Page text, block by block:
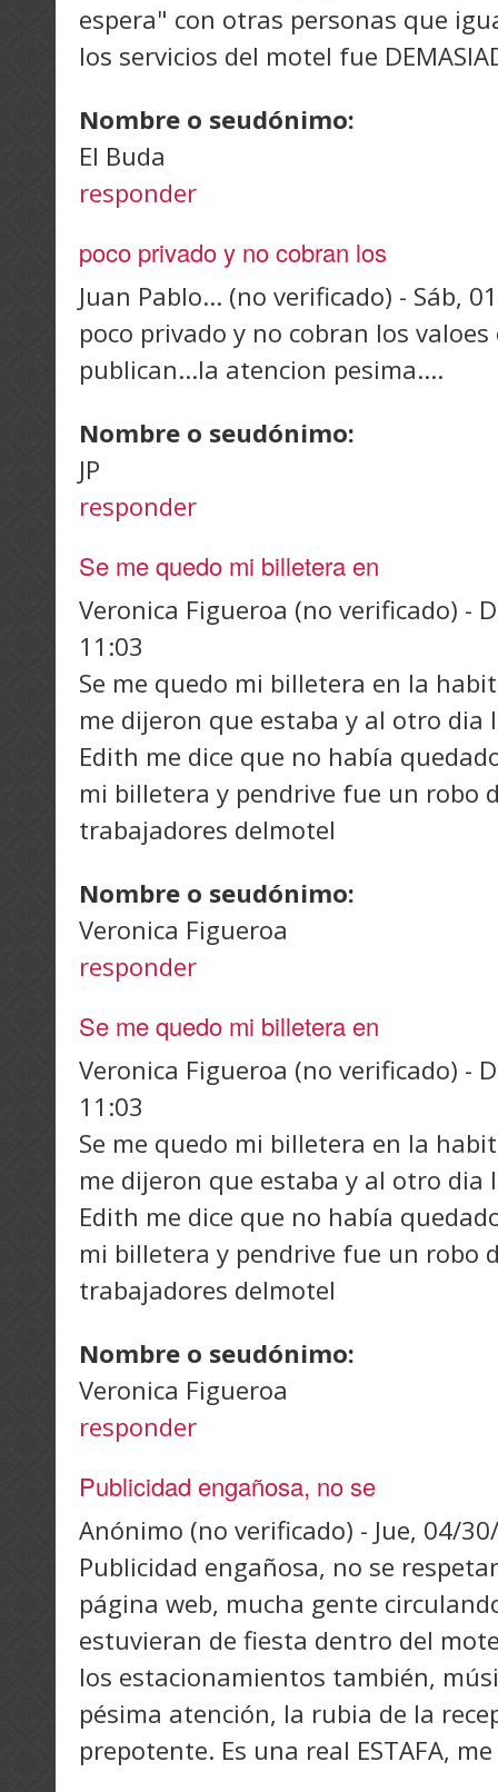
espera" con otras personas que
los servicios del motel fue
Nombre o seudónimo:
El Buda
responder
poco privado y no cobran los
Juan Pablo... (no verificado) - Sáb,
poco privado y no cobran los
publican...la atencion pesima....
Nombre o seudónimo:
JP
responder
Se me quedo mi billetera en
Veronica Figueroa (no verificado) -
11:03
Se me quedo mi billetera en la
me dijeron que estaba y al otro
Edith me dice que no había
mi billetera y pendrive fue un robo
trabajadores delmotel
Nombre o seudónimo:
Veronica Figueroa
responder
Se me quedo mi billetera en
Veronica Figueroa (no verificado) -
11:03
Se me quedo mi billetera en la
me dijeron que estaba y al otro
Edith me dice que no había
mi billetera y pendrive fue un robo
trabajadores delmotel
Nombre o seudónimo:
Veronica Figueroa
responder
Publicidad engañosa, no se
Anónimo (no verificado) - Jue, 04/
Publicidad engañosa, no se
página web, mucha gente
estuvieran de fiesta dentro del
los estacionamientos también,
pésima atención, la rubia de la
prepotente. Es una real ESTAFA,